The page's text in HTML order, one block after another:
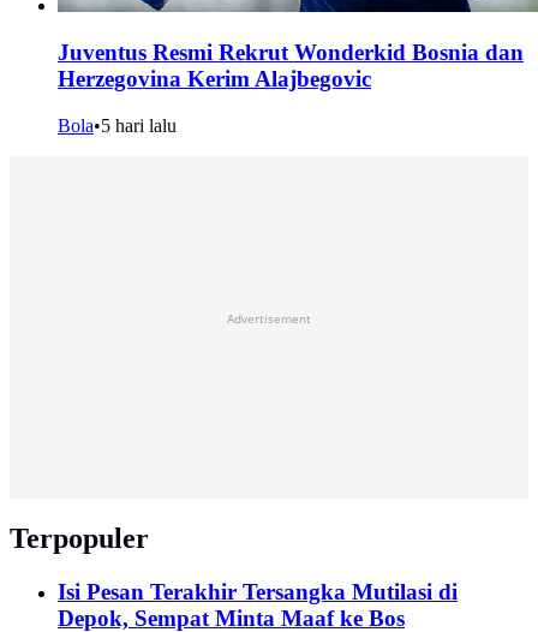
Juventus Resmi Rekrut Wonderkid Bosnia dan
Herzegovina Kerim Alajbegovic
Bola•5 hari lalu
Advertisement
Terpopuler
Isi Pesan Terakhir Tersangka Mutilasi di
Depok, Sempat Minta Maaf ke Bos